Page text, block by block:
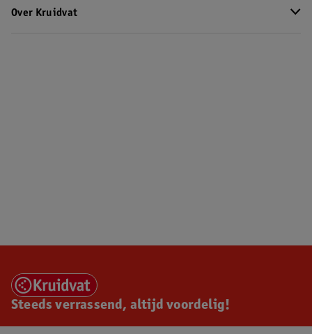
Over Kruidvat
Steeds verrassend, altijd voordelig!